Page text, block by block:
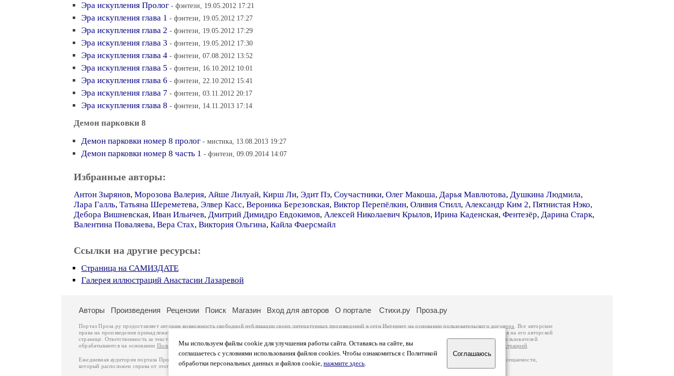
Эра искупления Пролог - фэнтези, 19.05.2012 17:21
Эра искупления глава 1 - фэнтези, 19.05.2012 17:27
Эра искупления глава 2 - фэнтези, 19.05.2012 17:29
Эра искупления глава 3 - фэнтези, 19.05.2012 17:30
Эра искупления глава 4 - фэнтези, 07.08.2012 13:52
Эра искупления глава 5 - фэнтези, 16.10.2012 10:01
Эра искупления глава 6 - фэнтези, 22.10.2012 15:41
Эра искупления глава 7 - фэнтези, 03.11.2012 20:17
Эра искупления глава 8 - фэнтези, 14.11.2013 17:14
Демон парковки 8
Демон парковки номер 8 пролог - мистика, 13.08.2013 19:27
Демон парковки номер 8 часть 1 - фэнтези, 09.09.2014 14:07
Избранные авторы:
Антон Зырянов, Морозова Валерия, Айше Лилуай, Кирш Ли, Эдит Пэ, Соучастники, Олег Макоша, Дарья Мавлютова, Душкина Людмила,
Лара Галль, Татьяна Шереметева, Элвер Касс, Вероника Березовская, Виктор Перепёлкин, Оливия Стилл, Александр Ким 2, Пятнистая Нэко,
Дебора Вишневская, Иван Ильичев, Дмитрий Димидро Евдокимов, Алексей Николаевич Крылов, Ирина Каденская, Фентезёр, Дарина Старк,
Валентина Поваляева, Вера Стах, Виктория Ольгина, Кайла Фаерсмайл
Ссылки на другие ресурсы:
Страница на САМИЗДАТЕ
Галерея иллюстраций Анастасии Лазаревой
Мы используем файлы cookie для улучшения работы сайта. Оставаясь на сайте, вы
соглашаетесь с условиями использования файлов cookies. Чтобы ознакомиться с Политикой
обработки персональных данных и файлов cookie, нажмите здесь.
Соглашаюсь
Авторы Произведения Рецензии Поиск Магазин Вход для авторов О портале Стихи.ру Проза.ру
Портал Проза.ру предоставляет авторам возможность свободной публикации своих литературных произведений в сети Интернет на основаниипользовательского договора
. Все авторские
права на произведения принадлежат авторам и охраняются
. Перепечатка произведений возможна только с согласия его автора, к которому вы можете обратиться на его авторской
странице. Ответственность за тексты произведений авторы несут самостоятельно на основании
законодательства Российской Федерации. Данные пользователей
обрабатываются на основании Политики обработки персональных данных. Вы также можете посмотреть более подробнуюинформацию о портале связаться с администрацией
Ежедневная аудитория портала Проза.ру – порядка 100 тысяч посетителей, которые в общей сумме просматривают более полумиллиона страниц по данным счетчика посещаемости,
который расположен справа от этого текста. В каждой графе указано по две цифры: количество просмотров и количество посетителей.